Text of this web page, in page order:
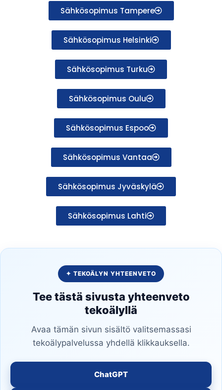
Sähkösopimus Tampere
Sähkösopimus Helsinki
Sähkösopimus Turku
Sähkösopimus Oulu
Sähkösopimus Espoo
Sähkösopimus Vantaa
Sähkösopimus Jyväskylä
Sähkösopimus Lahti
✦ TEKOÄLYN YHTEENVETO
Tee tästä sivusta yhteenveto
tekoälyllä
Avaa tämän sivun sisältö valitsemassasi
tekoälypalvelussa yhdellä klikkauksella.
ChatGPT